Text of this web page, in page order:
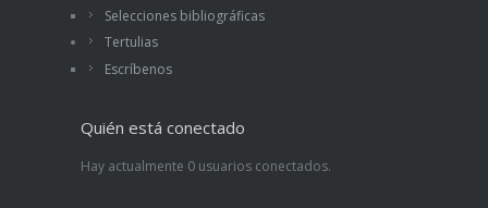
Selecciones bibliográficas
Tertulias
Escríbenos
Quién está conectado
Hay actualmente 0 usuarios conectados.